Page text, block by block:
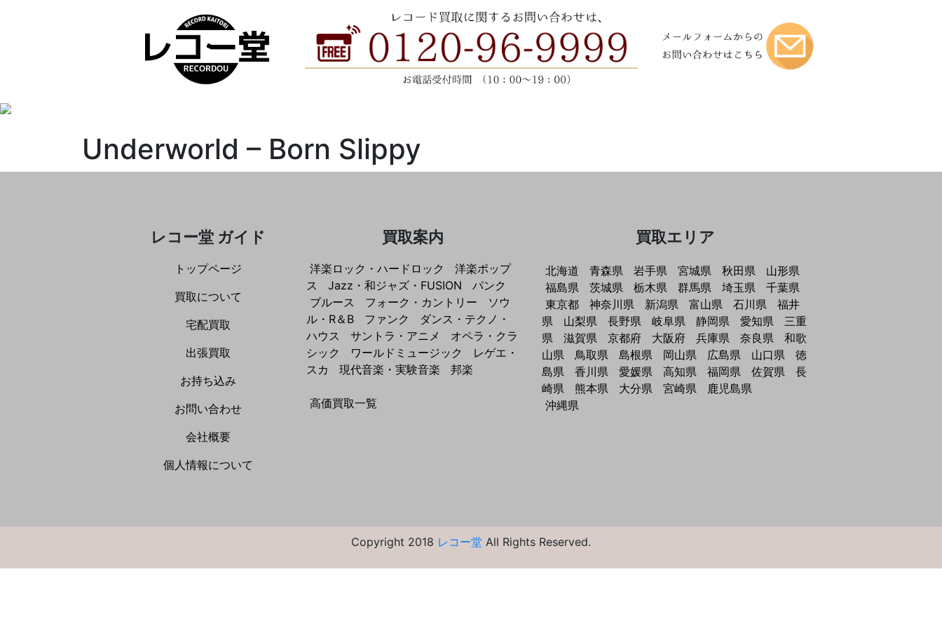
Underworld ‎– Born Slippy
レコー堂 ガイド
トップページ
買取について
宅配買取
出張買取
お持ち込み
お問い合わせ
会社概要
個人情報について
買取案内
洋楽ロック・ハードロック
洋楽ポップ
ス
Jazz・和ジャズ・FUSION
パンク
ブルース
フォーク・カントリー
ソウ
ル・R＆B
ファンク
ダンス・テクノ・
ハウス
サントラ・アニメ
オペラ・クラ
シック
ワールドミュージック
レゲエ・
スカ
現代音楽・実験音楽 邦楽
高価買取一覧
買取エリア
北海道 青森県 岩手県 宮城県 秋田県
山形県
福島県
茨城県 栃木県 群馬県 埼玉県
千葉県
東京都
神奈川県 新潟県 富山県 石川県
福井
県
山梨県 長野県 岐阜県 静岡県 愛知県
三重
県
滋賀県 京都府 大阪府 兵庫県 奈良県
和歌
山県
鳥取県 島根県 岡山県 広島県 山口県
徳
島県
香川県 愛媛県 高知県 福岡県 佐賀県
長
崎県
熊本県 大分県 宮崎県
鹿児島県
沖縄県
Copyright 2018 レコー堂 All Rights Reserved.